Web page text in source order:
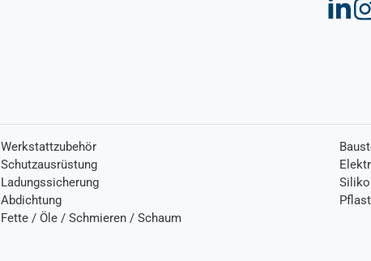
Werkstattzubehör
Schutzausrüstung
Ladungssicherung
Abdichtung
Fette / Öle / Schmieren / Schaum